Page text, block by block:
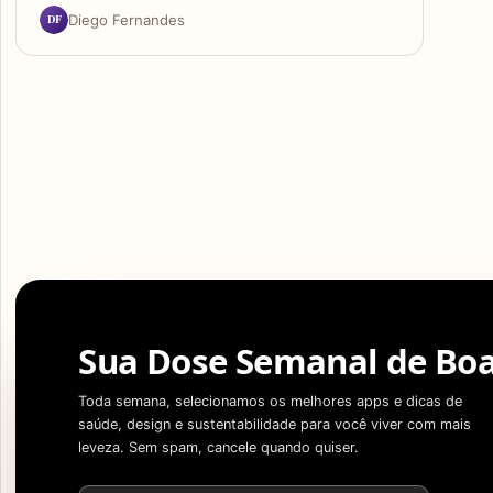
DF Diego Fernandes
Sua Dose Semanal de
Toda semana, selecionamos os melhores apps e dicas de
saúde, design e sustentabilidade para você viver com mais
leveza. Sem spam, cancele quando quiser.